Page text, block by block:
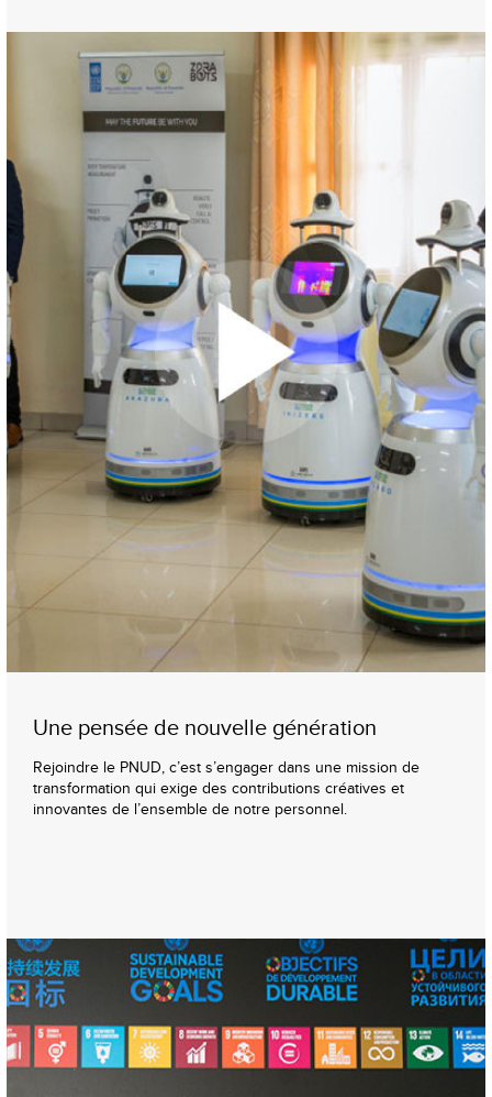
Une pensée de nouvelle génération
Rejoindre le PNUD, c’est s’engager dans une mission de
transformation qui exige des contributions créatives et
innovantes de l’ensemble de notre personnel.